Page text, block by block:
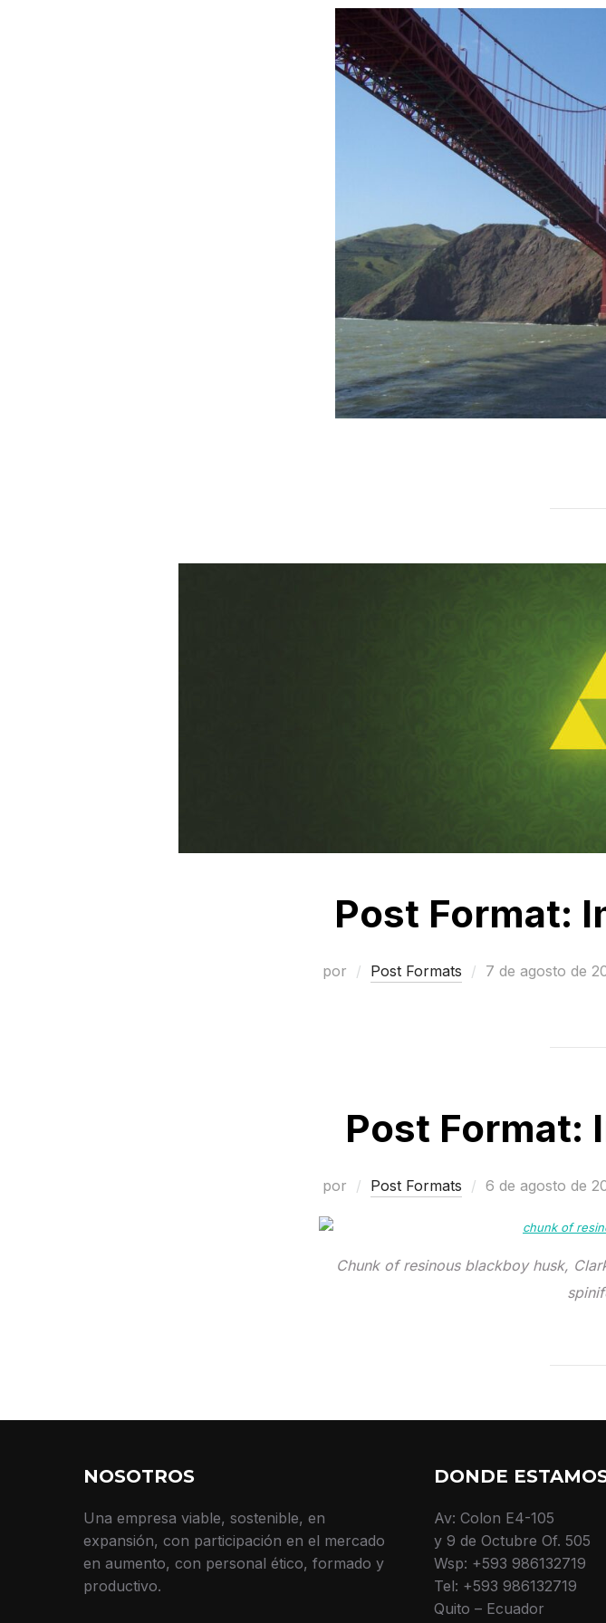
Post Format:
por Post Formats
Publicado
7 de agosto de
Post Format:
por Post Formats
Publicado
6 de agosto de
Chunk of resinous blackboy husk,
NOSOTROS
Una empresa viable, sostenible, en
expansión, con participación en el mercado
en aumento, con personal ético, formado y
productivo.
DONDE
Av: Colon E4-105
y 9 de Octubre Of. 505
Wsp: +593 986132719
Tel: +593 986132719
Quito – Ecuador